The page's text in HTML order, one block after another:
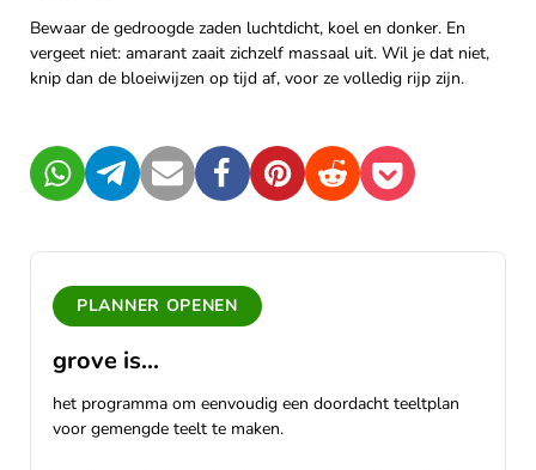
Bewaar de gedroogde zaden luchtdicht, koel en donker. En
vergeet niet: amarant zaait zichzelf massaal uit. Wil je dat niet,
knip dan de bloeiwijzen op tijd af, voor ze volledig rijp zijn.
WhatsAppTelegramMail FacebookPinterestRedditPocket
PLANNER OPENEN
grove is...
het programma om eenvoudig een doordacht teeltplan
voor gemengde teelt te maken.